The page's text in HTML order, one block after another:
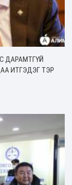
ДАРАМТГҮЙ
ИТГЭДЭГ ТЭР